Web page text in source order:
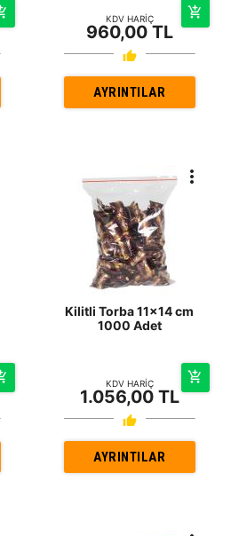
KDV HARİÇ
960,00 TL
AYRINTILAR
Kilitli Torba 11x14 cm
1000 Adet
KDV HARİÇ
1.056,00 TL
AYRINTILAR